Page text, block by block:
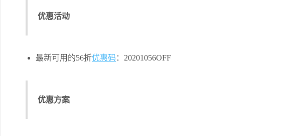
优惠活动
最新可用的56折优惠码 ：20201056OFF
优惠方案